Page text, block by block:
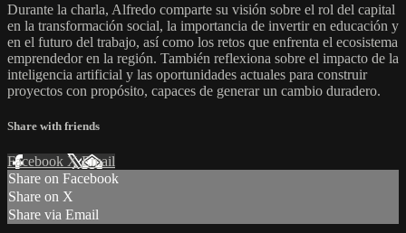
Durante la charla, Alfredo comparte su visión sobre el rol del capital
en la transformación social, la importancia de invertir en educación y
en el futuro del trabajo, así como los retos que enfrenta el ecosistema
emprendedor en la región. También reflexiona sobre el impacto de la
inteligencia artificial y las oportunidades actuales para construir
proyectos con propósito, capaces de generar un cambio duradero.
Share with friends
Facebook XEmail
Share on Facebook
Share on X
Share via Email